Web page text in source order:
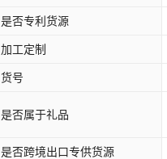
是否专利货源
加工定制
货号
是否属于礼品
是否跨境出口专供货源